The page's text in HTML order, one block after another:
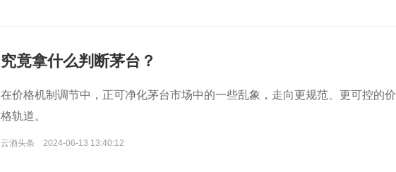
究竟拿什么判断茅台？
在价格机制调节中，正可净化茅台市场中的一些乱象，走向更规范、更可控的价
格轨道。
云酒头条 2024-06-13 13:40:12